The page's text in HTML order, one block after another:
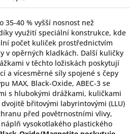
35-40 % vyšší nosnost než
využití speciální konstrukce, kde
počet kuliček prostřednictvím
v opěrných kladkách. Další kuličky
v těchto ložiskách poskytují
a vícesměrné síly spojené s čepy
MAX, Black-Oxide, ABEC-3 se
s hlubokými drážkami, kuličkami
břitovými labyrintovými (LLU)
před povětrnostními vlivy,
vysokotlakého plastického